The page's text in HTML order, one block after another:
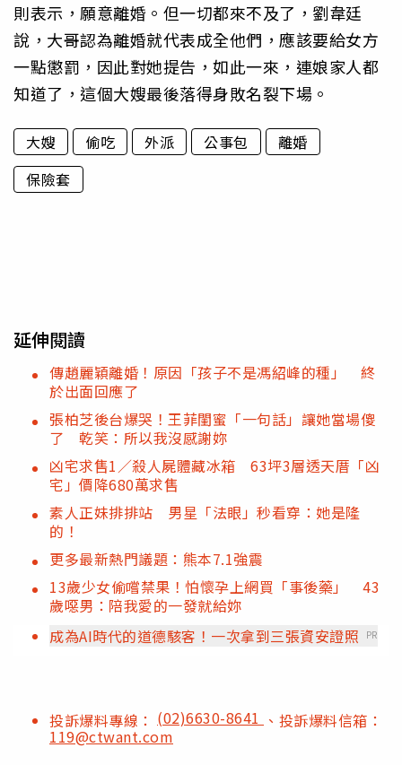
則表示，願意離婚。但一切都來不及了，劉韋廷
說，大哥認為離婚就代表成全他們，應該要給女方
一點懲罰，因此對她提告，如此一來，連娘家人都
知道了，這個大嫂最後落得身敗名裂下場。
大嫂 偷吃 外派 公事包
離婚
保險套
延伸閱讀
傳趙麗穎離婚！原因「孩子不是馮紹峰的種」 終
於出面回應了
張柏芝後台爆哭！王菲閨蜜「一句話」讓她當場傻
了 乾笑：所以我沒感謝妳
凶宅求售1／殺人屍體藏冰箱 63坪3層透天厝「凶
宅」價降680萬求售
素人正妹排排站 男星「法眼」秒看穿：她是隆
的！
更多最新熱門議題：熊本7.1強震
13歲少女偷嚐禁果！怕懷孕上網買「事後藥」 43
歲噁男：陪我愛的一發就給妳
成為AI時代的道德駭客！一次拿到三張資安證照
PR
投訴爆料專線： (02)6630-8641 、投訴爆料信箱：
119@ctwant.com